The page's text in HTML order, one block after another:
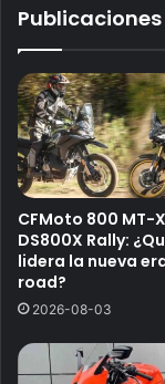
CFMoto 800 MT-
DS800X Rally:
lidera la nueva
road?
2026-08-03